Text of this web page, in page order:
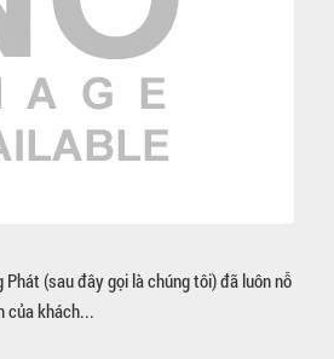
(sau đây gọi là chúng tôi) đã luôn nỗ
của khách...